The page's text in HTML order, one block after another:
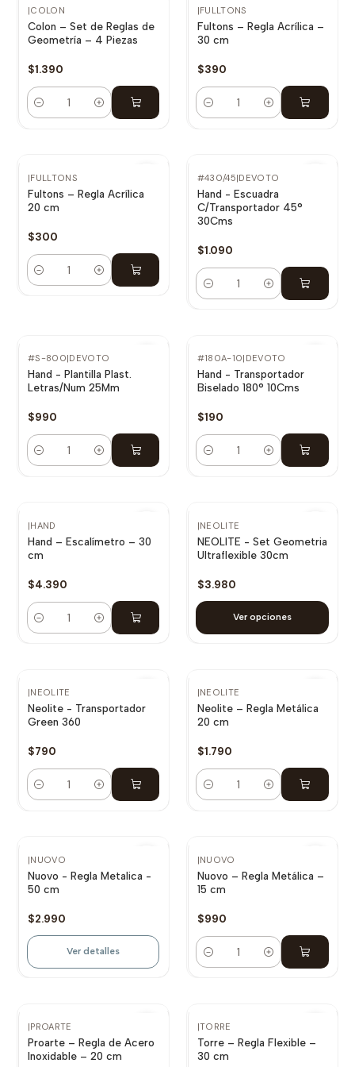
NUEVO
|COLON
Colon – Set de Reglas de
Geometría – 4 Piezas
$1.390
Cantidad
|FULLTONS
Fultons – Regla Acrílica –
30 cm
$390
Cantidad
|FULLTONS
Fultons – Regla Acrílica
20 cm
$300
Cantidad
#430/45|DEVOTO
Hand - Escuadra
C/Transportador 45°
30Cms
$1.090
Cantidad
#S-800|DEVOTO
Hand - Plantilla Plast.
Letras/Num 25Mm
$990
Cantidad
#180A-10| DEVOTO
Hand - Transportador
Biselado 180° 10Cms
$190
Cantidad
|HAND
Hand – Escalímetro – 30
cm
$4.390
Cantidad
|NEOLITE
NEOLITE - Set Geometria
Ultraflexible 30cm
$3.980
Ver opciones
|NEOLITE
Neolite - Transportador
Green 360
$790
Cantidad
|NEOLITE
Neolite – Regla Metálica
20 cm
$1.790
Cantidad
No disponible
|NUOVO
Nuovo - Regla Metalica -
50 cm
$2.990
Ver detalles
NUEVO
|NUOVO
Nuovo – Regla Metálica –
15 cm
$990
Cantidad
|PROARTE
Proarte – Regla de Acero
Inoxidable – 20 cm
NUEVO
|TORRE
Torre – Regla Flexible –
30 cm